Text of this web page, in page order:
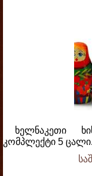
ხელნაკეთი
კომპლექტი 5